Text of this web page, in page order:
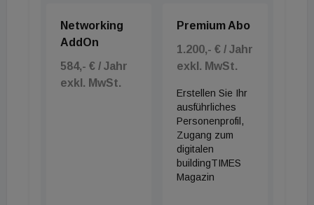
Aschetonne die Wartungsintervalle im gewerblichen
Betrieb weiter maximiert.
Im Kontext der modernen Gebäudeautomation
agiert das System als lernfähige, modulierende
Energiezentrale. Bei sinkender Heizlast kann der
Kessel seine Leistung stufenlos auf bis zu 30
Prozent der Nennleistung drosseln, was ein
materialschonendes Takten verhindert. Gekoppelt
Networking
AddOn
584,- € / Jahr
exkl. MwSt.
Premium Abo
1.200,- € / Jahr
exkl. MwSt.
Erstellen Sie Ihr
ausführliches
Personenprofil,
Zugang zum
digitalen
buildingTIMES
Magazin